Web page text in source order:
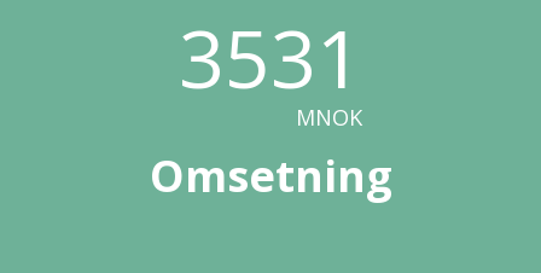
3531
MNOK
Omsetning